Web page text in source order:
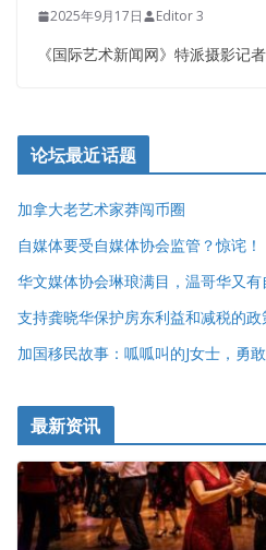
2025年9月17日 Editor 3
《国际艺术新闻网》特派摄影记
论坛最近话题
加拿大老艺术家莽闯币圈
自媒体要受自媒体协会监管？惊诧！
华文媒体协会琳琅满目，温哥华又有
支持龚晓华保护房东利益和减税的政
加国移民故事：呱呱叫的J女士，勇敢
最新资讯